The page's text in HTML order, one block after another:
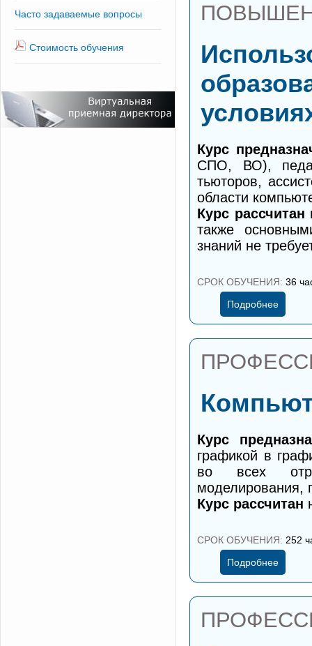
Часто задаваемые вопросы
Стоимость обучения
Курс
СПО, ВО),
тьюторов,
области
Курс рассчитан
также
знаний не
СРОК ОБУЧЕНИЯ: 36
Подробнее
Курс
графикой в
во всех
моделирования,
Курс рассчитан
СРОК ОБУЧЕНИЯ: 252
Подробнее